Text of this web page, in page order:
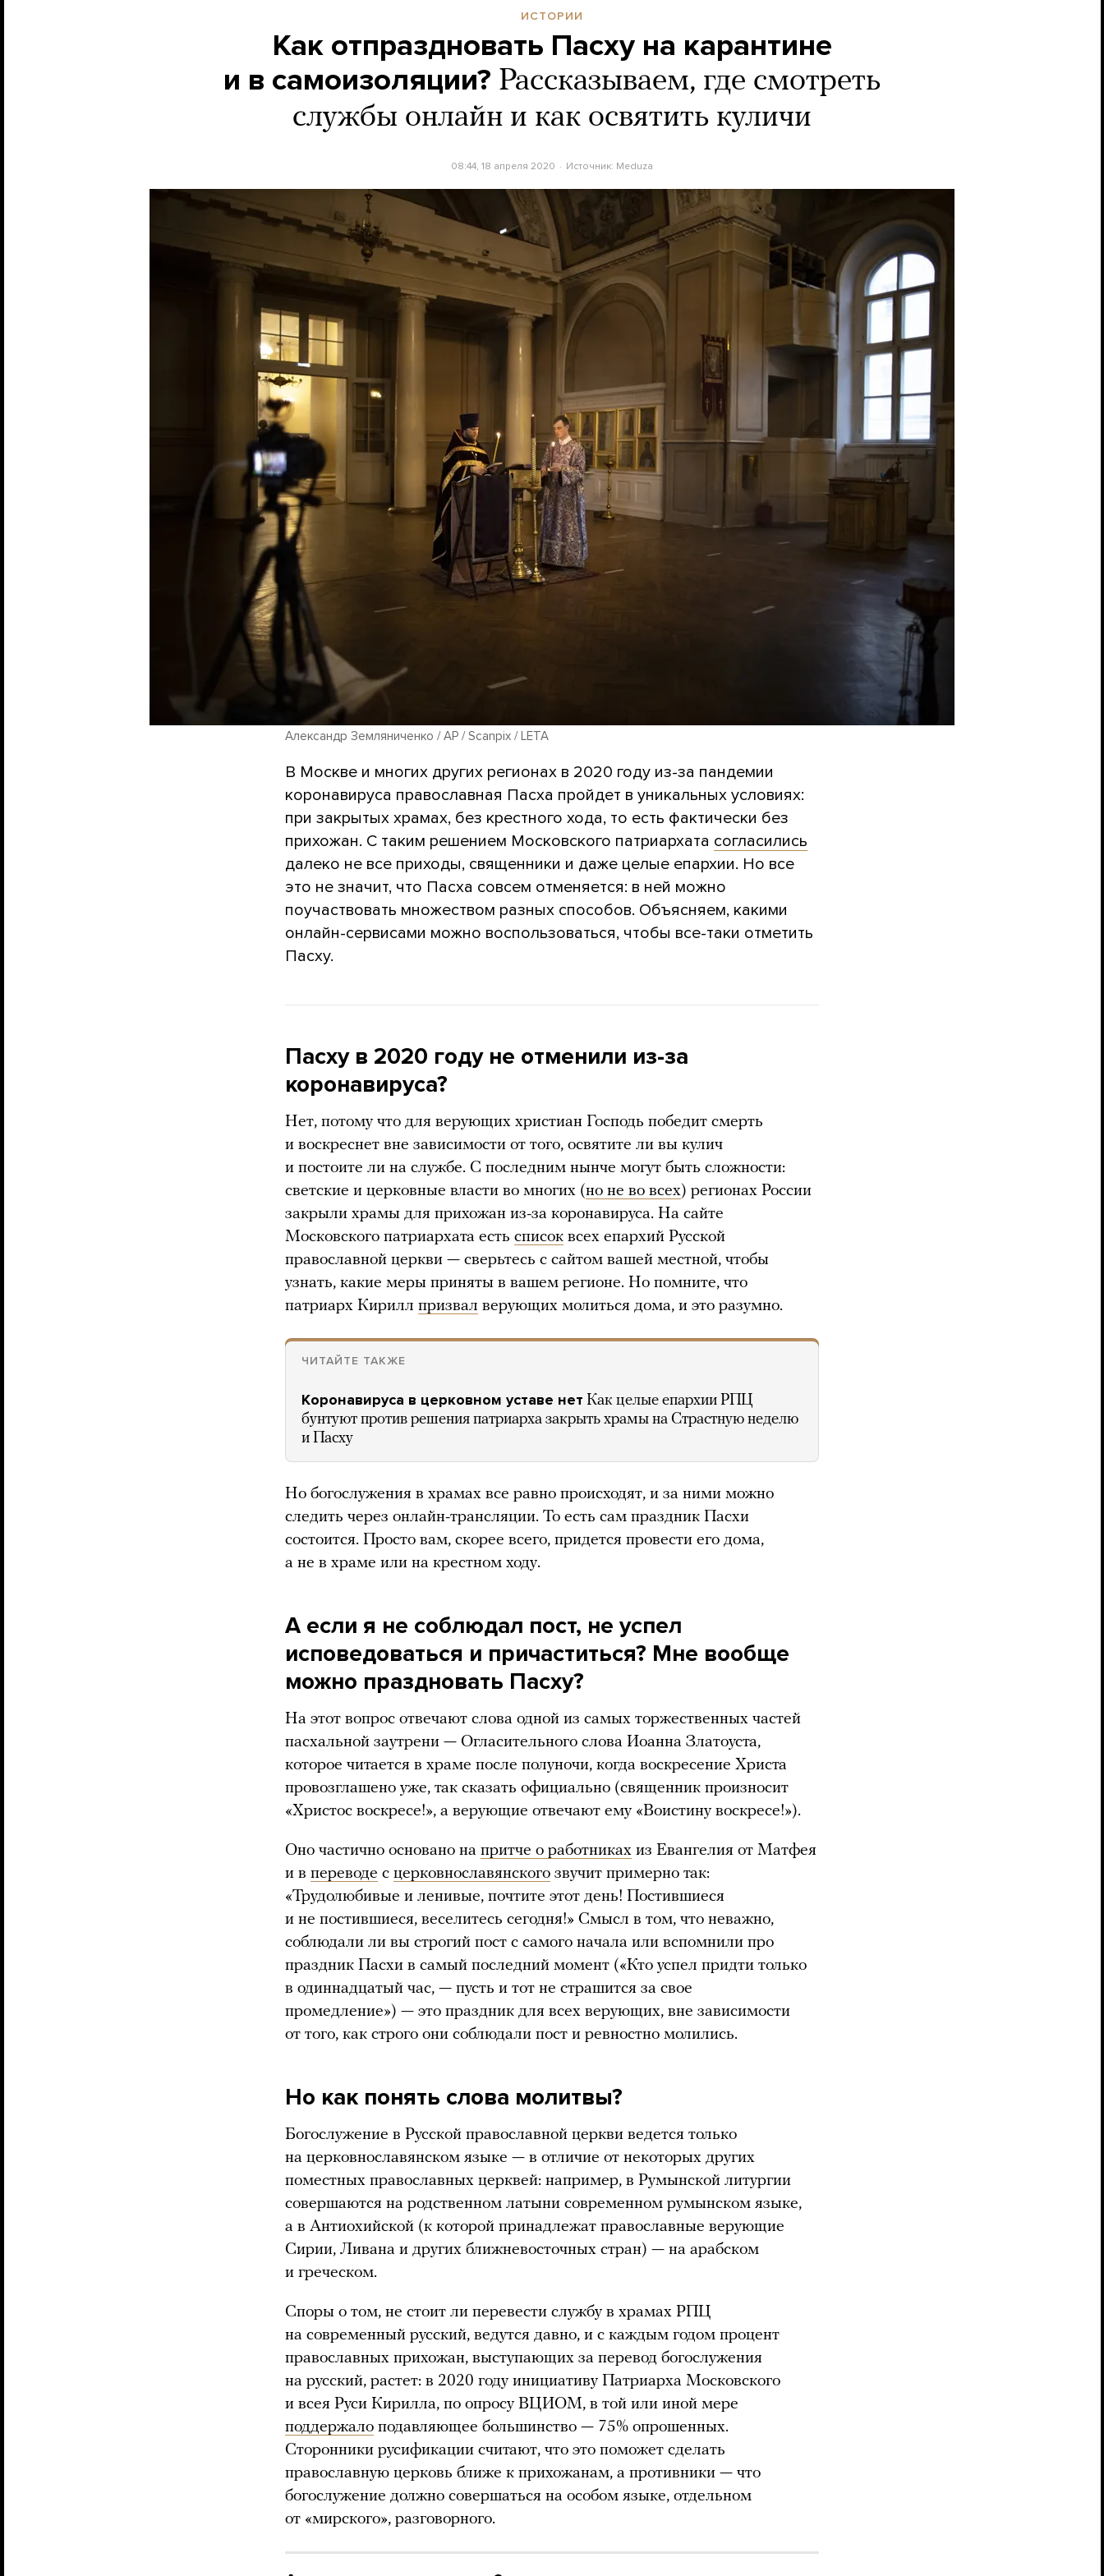
ИСТОРИИ
Как отпраздновать Пасху на карантине
и в самоизоляции? Рассказываем, где смотреть
службы онлайн и как освятить куличи
08:44, 18 апреля 2020 Источник: Meduza
Александр Земляниченко / AP / Scanpix / LETA
В Москве и многих других регионах в 2020 году из-за пандемии
коронавируса православная Пасха пройдет в уникальных условиях:
при закрытых храмах, без крестного хода, то есть фактически без
прихожан. С таким решением Московского патриархата согласились
далеко не все приходы, священники и даже целые епархии. Но все
это не значит, что Пасха совсем отменяется: в ней можно
поучаствовать множеством разных способов. Объясняем, какими
онлайн-сервисами можно воспользоваться, чтобы все-таки отметить
Пасху.
Пасху в 2020 году не отменили из-за
коронавируса?
Нет, потому что для верующих христиан Господь победит смерть
и воскреснет вне зависимости от того, освятите ли вы кулич
и постоите ли на службе. С последним нынче могут быть сложности:
светские и церковные власти во многих (но не во всех) регионах России
закрыли храмы для прихожан из-за коронавируса. На сайте
Московского патриархата есть список всех епархий Русской
православной церкви — сверьтесь с сайтом вашей местной, чтобы
узнать, какие меры приняты в вашем регионе. Но помните, что
патриарх Кирилл призвал верующих молиться дома, и это разумно.
ЧИТАЙТЕ ТАКЖЕ
Коронавируса в церковном уставе нет Как целые епархии РПЦ
бунтуют против решения патриарха закрыть храмы на Страстную неделю
и Пасху
Но богослужения в храмах все равно происходят, и за ними можно
следить через онлайн-трансляции. То есть сам праздник Пасхи
состоится. Просто вам, скорее всего, придется провести его дома,
а не в храме или на крестном ходу.
А если я не соблюдал пост, не успел
исповедоваться и причаститься? Мне вообще
можно праздновать Пасху?
На этот вопрос отвечают слова одной из самых торжественных частей
пасхальной заутрени — Огласительного слова Иоанна Златоуста,
которое читается в храме после полуночи, когда воскресение Христа
провозглашено уже, так сказать официально (священник произносит
«Христос воскресе!», а верующие отвечают ему «Воистину воскресе!»).
Оно частично основано на притче о работниках из Евангелия от Матфея
и в переводе с церковнославянского звучит примерно так:
«Трудолюбивые и ленивые, почтите этот день! Постившиеся
и не постившиеся, веселитесь сегодня!» Смысл в том, что неважно,
соблюдали ли вы строгий пост с самого начала или вспомнили про
праздник Пасхи в самый последний момент («Кто успел придти только
в одиннадцатый час, — пусть и тот не страшится за свое
промедление») — это праздник для всех верующих, вне зависимости
от того, как строго они соблюдали пост и ревностно молились.
Но как понять слова молитвы?
Богослужение в Русской православной церкви ведется только
на церковнославянском языке — в отличие от некоторых других
поместных православных церквей: например, в Румынской литургии
совершаются на родственном латыни современном румынском языке,
а в Антиохийской (к которой принадлежат православные верующие
Сирии, Ливана и других ближневосточных стран) — на арабском
и греческом.
Споры о том, не стоит ли перевести службу в храмах РПЦ
на современный русский, ведутся давно, и с каждым годом процент
православных прихожан, выступающих за перевод богослужения
на русский, растет: в 2020 году инициативу Патриарха Московского
и всея Руси Кирилла, по опросу ВЦИОМ, в той или иной мере
поддержало подавляющее большинство — 75% опрошенных.
Сторонники русификации считают, что это поможет сделать
православную церковь ближе к прихожанам, а противники — что
богослужение должно совершаться на особом языке, отдельном
от «мирского», разговорного.